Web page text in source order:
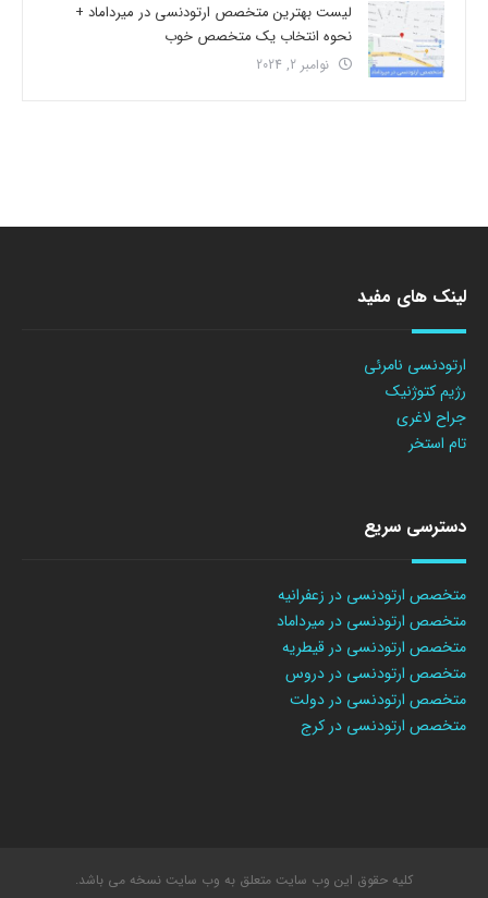
لیست بهترین متخصص ارتودنسی در میرداماد +
نحوه انتخاب یک متخصص خوب
نوامبر 2, 2024
لینک های مفید
ارتودنسی نامرئی
رژیم کتوژنیک
جراح لاغری
تام استخر
دسترسی سریع
متخصص ارتودنسی در زعفرانیه
متخصص ارتودنسی در میرداماد
متخصص ارتودنسی در قیطریه
متخصص ارتودنسی در دروس
متخصص ارتودنسی در دولت
متخصص ارتودنسی در کرج
کلیه حقوق این وب سایت متعلق به وب سایت نسخه می باشد.